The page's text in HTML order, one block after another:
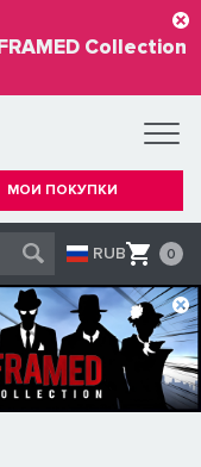
Collection
МОИ ПОКУПКИ
RUB 0